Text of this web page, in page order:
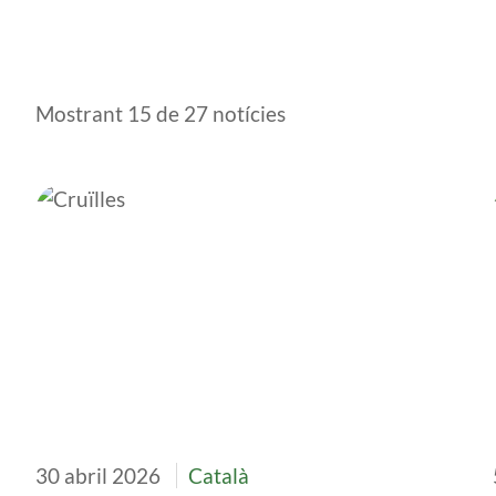
Mostrant 15 de 27 notícies
Imatge
30 abril 2026 Català